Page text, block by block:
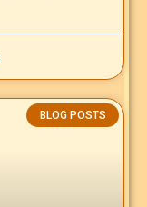
BLOG POSTS